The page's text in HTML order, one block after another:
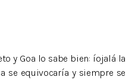
y Goa lo sabe bien: íojalá la
se equivocaría y siempre se